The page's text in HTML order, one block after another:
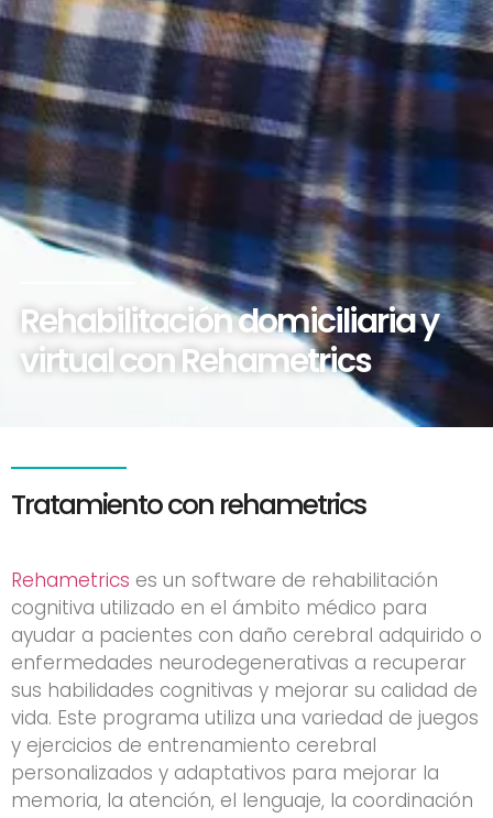
Rehabilitación domiciliaria y
virtual con Rehametrics
Tratamiento con rehametrics
Rehametrics es un software de rehabilitación
cognitiva utilizado en el ámbito médico para
ayudar a pacientes con daño cerebral adquirido o
enfermedades neurodegenerativas a recuperar
sus habilidades cognitivas y mejorar su calidad de
vida. Este programa utiliza una variedad de juegos
y ejercicios de entrenamiento cerebral
personalizados y adaptativos para mejorar la
memoria, la atención, el lenguaje, la coordinación